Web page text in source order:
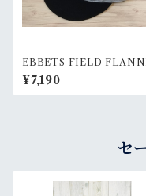
EBBETS FIELD
S 別注 COTTON
(73/8) Ranks
¥7,190
セ